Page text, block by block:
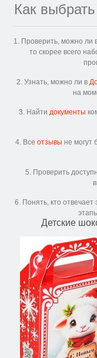
Как
1. Проверить, можно ли
то скорее всего
2. Узнать, можно ли в
на
3. Найти документы
4. Все отзывы не могут
5. Проверить
6. Понять, кто
Детские